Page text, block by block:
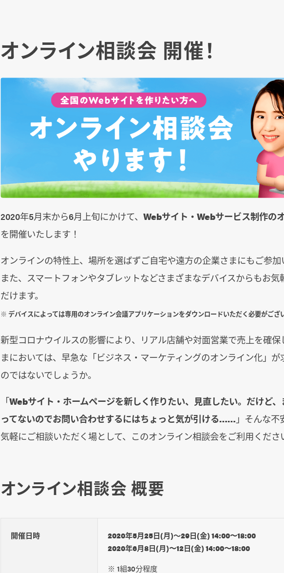
オンライン相談会 開催！
2020年5月末から6月上旬にかけて、 Webサイト・Webサービス制作の
を開催いたします！
オンラインの特性上、場所を選ばずご自宅や遠方の企業さまにもご参加
また、スマートフォンやタブレットなどさまざまなデバイスからもお気
だけます。
※ デバイスによっては専用のオンライン会議アプリケーションをダウンロードいただく必要がござ
新型コロナウイルスの影響により、リアル店舗や対面営業で売上を確保
まにおいては、早急な「ビジネス・マーケティングのオンライン化」が
のではないでしょうか。
「Webサイト・ホームページを新しく作りたい、見直したい。だけど、
ってないのでお問い合わせするにはちょっと気が引ける…… 」そんな不
気軽にご相談いただく場として、このオンライン相談会をご利用くださ
オンライン相談会 概要
開催日時
2020年5月25日(月)～29日(金) 14:00〜18:00
2020年6月8日(月)〜12日(金) 14:00〜18:00
※ 1組30分程度